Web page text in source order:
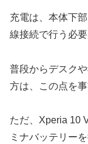
充電は、本体下
線接続で行う必要
普段からデスク
方は、この点を
ただ、Xperia 10
ミナバッテリー